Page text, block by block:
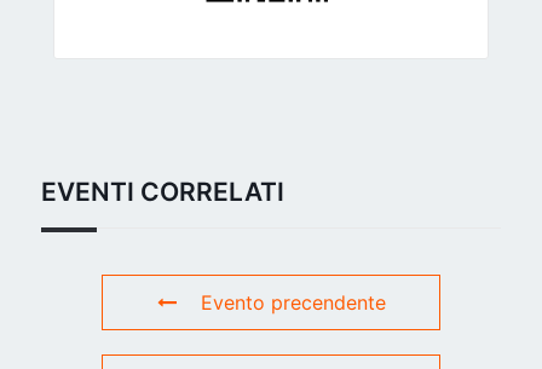
EVENTI CORRELATI
Evento precendente